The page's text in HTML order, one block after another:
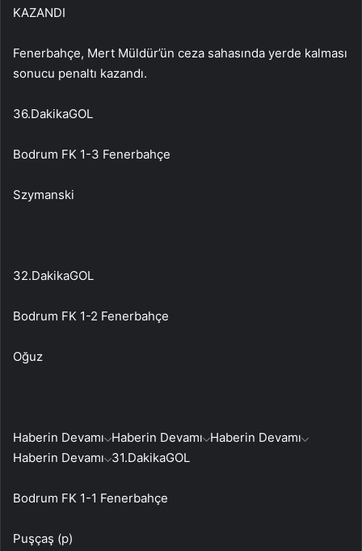
KAZANDI
Fenerbahçe, Mert Müldür’ün ceza sahasında yerde kalması
sonucu penaltı kazandı.
36.DakikaGOL
Bodrum FK 1-3 Fenerbahçe
Szymanski
32.DakikaGOL
Bodrum FK 1-2 Fenerbahçe
Oğuz
Haberin Devamı Haberin Devamı Haberin Devamı
Haberin Devamı 31.DakikaGOL
Bodrum FK 1-1 Fenerbahçe
Puşçaş (p)